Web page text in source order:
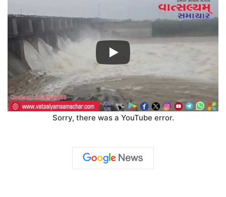
Sorry, there was a YouTube error.